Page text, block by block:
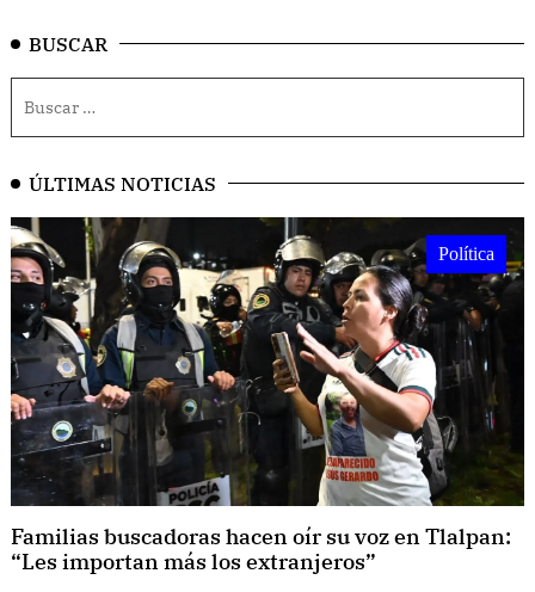
BUSCAR
ÚLTIMAS NOTICIAS
Política
Familias buscadoras hacen oír su voz en Tlalpan:
“Les importan más los extranjeros”